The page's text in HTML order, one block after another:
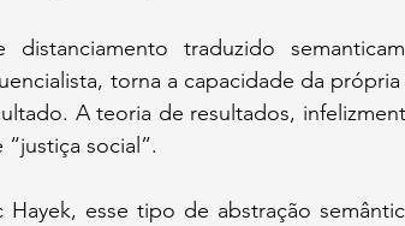
distanciamento traduzido
torna a capacidade da
A teoria de resultados,
social”.
esse tipo de abstração